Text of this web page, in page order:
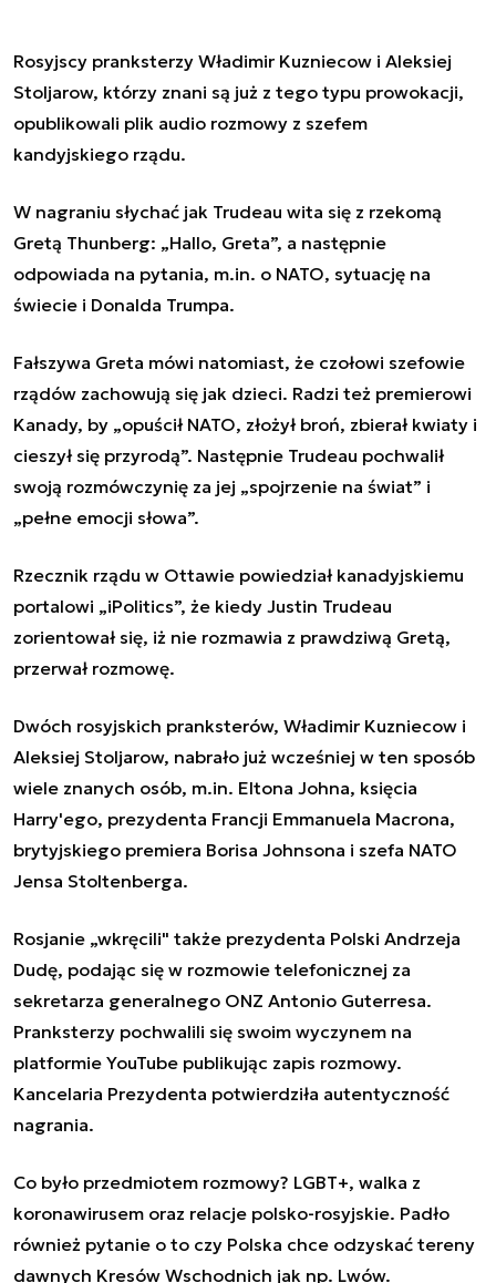
Rosyjscy pranksterzy Władimir Kuzniecow i Aleksiej
Stoljarow, którzy znani są już z tego typu prowokacji,
opublikowali plik audio rozmowy z szefem
kandyjskiego rządu.
W nagraniu słychać jak Trudeau wita się z rzekomą
Gretą Thunberg: „Hallo, Greta”, a następnie
odpowiada na pytania, m.in. o NATO, sytuację na
świecie i Donalda Trumpa.
Fałszywa Greta mówi natomiast, że czołowi szefowie
rządów zachowują się jak dzieci. Radzi też premierowi
Kanady, by „opuścił NATO, złożył broń, zbierał kwiaty i
cieszył się przyrodą”. Następnie Trudeau pochwalił
swoją rozmówczynię za jej „spojrzenie na świat” i
„pełne emocji słowa”.
Rzecznik rządu w Ottawie powiedział kanadyjskiemu
portalowi „iPolitics”, że kiedy Justin Trudeau
zorientował się, iż nie rozmawia z prawdziwą Gretą,
przerwał rozmowę.
Dwóch rosyjskich pranksterów, Władimir Kuzniecow i
Aleksiej Stoljarow, nabrało już wcześniej w ten sposób
wiele znanych osób, m.in. Eltona Johna, księcia
Harry'ego, prezydenta Francji Emmanuela Macrona,
brytyjskiego premiera Borisa Johnsona i szefa NATO
Jensa Stoltenberga.
Rosjanie „wkręcili" także prezydenta Polski Andrzeja
Dudę, podając się w rozmowie telefonicznej za
sekretarza generalnego ONZ Antonio Guterresa.
Pranksterzy pochwalili się swoim wyczynem na
platformie YouTube publikując zapis rozmowy.
Kancelaria Prezydenta potwierdziła autentyczność
nagrania.
Co było przedmiotem rozmowy? LGBT+, walka z
koronawirusem oraz relacje polsko-rosyjskie. Padło
również pytanie o to czy Polska chce odzyskać tereny
dawnych Kresów Wschodnich jak np. Lwów.